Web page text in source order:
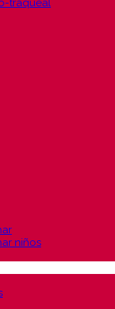
traqueal
niños